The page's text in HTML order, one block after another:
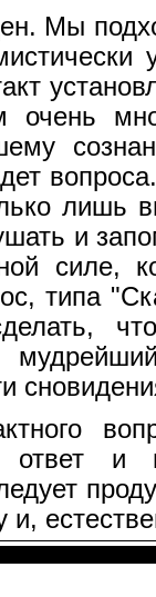
Мы
лишь
и
силе,
типа
ответ и
и,